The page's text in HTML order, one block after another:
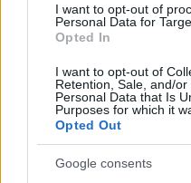
I want to opt-out of
Personal Data for
Opted In
I want to opt-out of
Retention, Sale, and/
Personal Data that Is
Purposes for which it
Opted Out
Google consents
decisivi. E dove quel
la differenza.
La Supermedia, come
ponderata dei
tenendo conto della